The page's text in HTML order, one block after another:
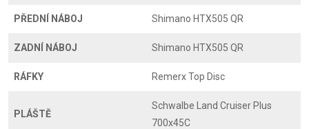
PŘEDNÍ NÁBOJ Shimano HTX505 QR
ZADNÍ NÁBOJ Shimano HTX505 QR
RÁFKY Remerx Top Disc
PLÁŠTĚ
Schwalbe Land Cruiser Plus
700x45C